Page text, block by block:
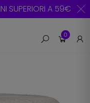
SUPERIORI A 59€
0